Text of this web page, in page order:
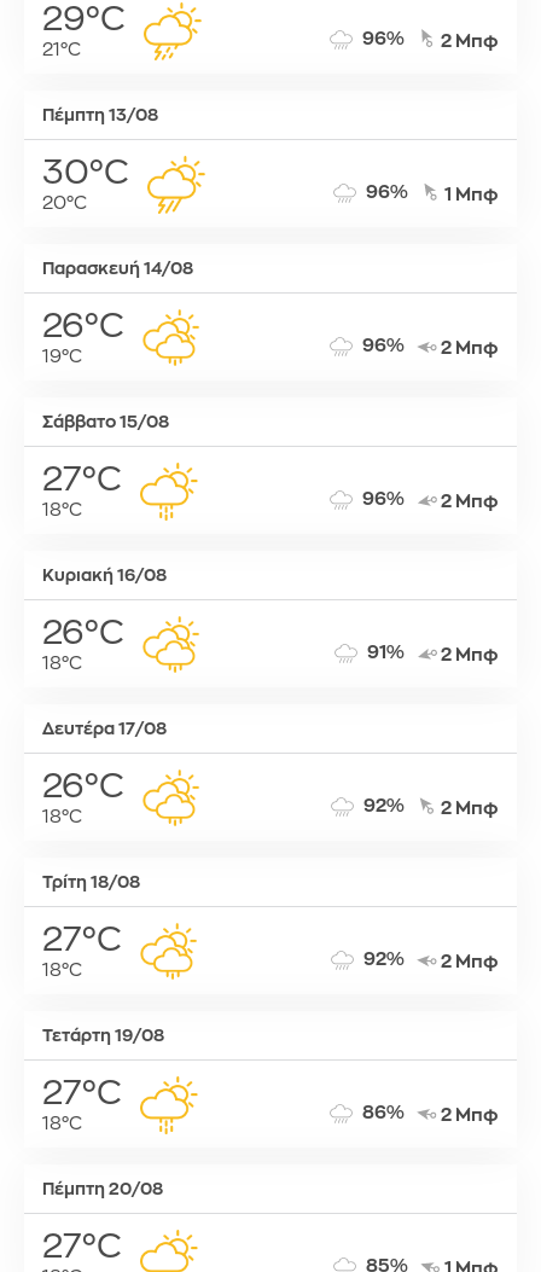
29°C
21°C
96% 2 Μπφ
Πέμπτη 13/08
30°C
20°C
96% 1 Μπφ
Παρασκευή 14/08
26°C
19°C
96% 2 Μπφ
Σάββατο 15/08
27°C
18°C
96% 2 Μπφ
Κυριακή 16/08
26°C
18°C
91% 2 Μπφ
Δευτέρα 17/08
26°C
18°C
92% 2 Μπφ
Τρίτη 18/08
27°C
18°C
92% 2 Μπφ
Τετάρτη 19/08
27°C
18°C
86% 2 Μπφ
Πέμπτη 20/08
27°C
85% 1 Μπφ